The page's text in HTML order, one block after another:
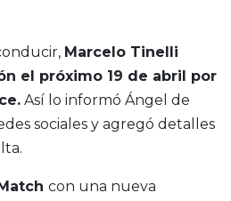
Marcelo Tinelli
el próximo 19 de abril por
Así lo informó Ángel de
sociales y agregó detalles
con una nueva